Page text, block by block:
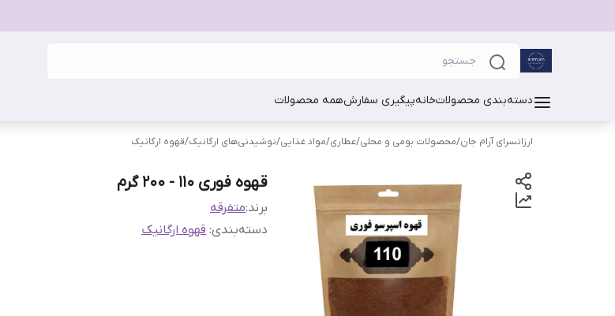
دسته‌بندی محصولاتخانهپیگیری سفارشهمه محصولات
ارزانسرای آرام جان/محصولات بومی و محلی/عطاری/مواد غذایی/نوشیدنی‌های ارگانیک/قهوه ارگانیک
قهوه فوری 110 - 200 گرم
برند:متفرقه
دسته‌بندی: قهوه ارگانیک